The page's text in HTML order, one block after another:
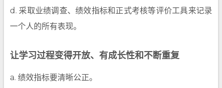
d. 采取业绩调查、绩效指标和正式考核等评价工具来记录
一个人的所有表现。
让学习过程变得开放、有成长性和不断重复
a. 绩效指标要清晰公正。